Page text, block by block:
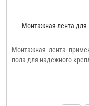
Монтажная лента для
Монтажная лента
пола для надежного